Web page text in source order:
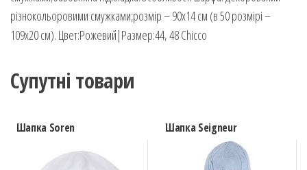
різнокольоровими смужками;розмір – 90х14 см (в 50 розмірі –
109х20 см). Цвет:Рожевий|Размер:44, 48 Chicco
Супутні товари
Шапка Soren Шапка Seigneur